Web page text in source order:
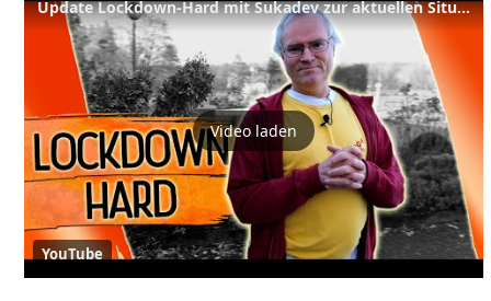
Update Lockdown-Hard mit Sukadev zur aktuellen Situation bei Yoga Vidya - Spendenaufruf 22.12.2020
Video laden
YouTube